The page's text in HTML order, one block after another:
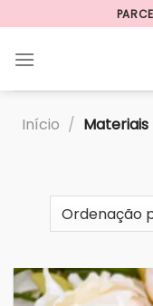
to
content
Início / Materiais